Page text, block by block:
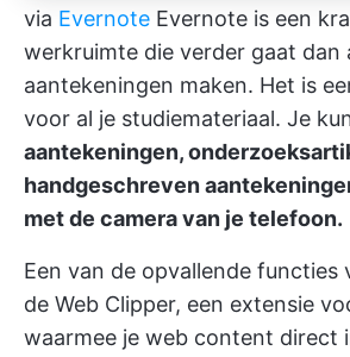
via Evernote Evernote is een
werkruimte die verder gaat dan
aantekeningen maken. Het is
voor al je studiemateriaal. Je
aantekeningen,
handgeschreven
met de camera van je telefoon.
Een van de opvallende functies
de Web Clipper, een extensie
waarmee je web content direct